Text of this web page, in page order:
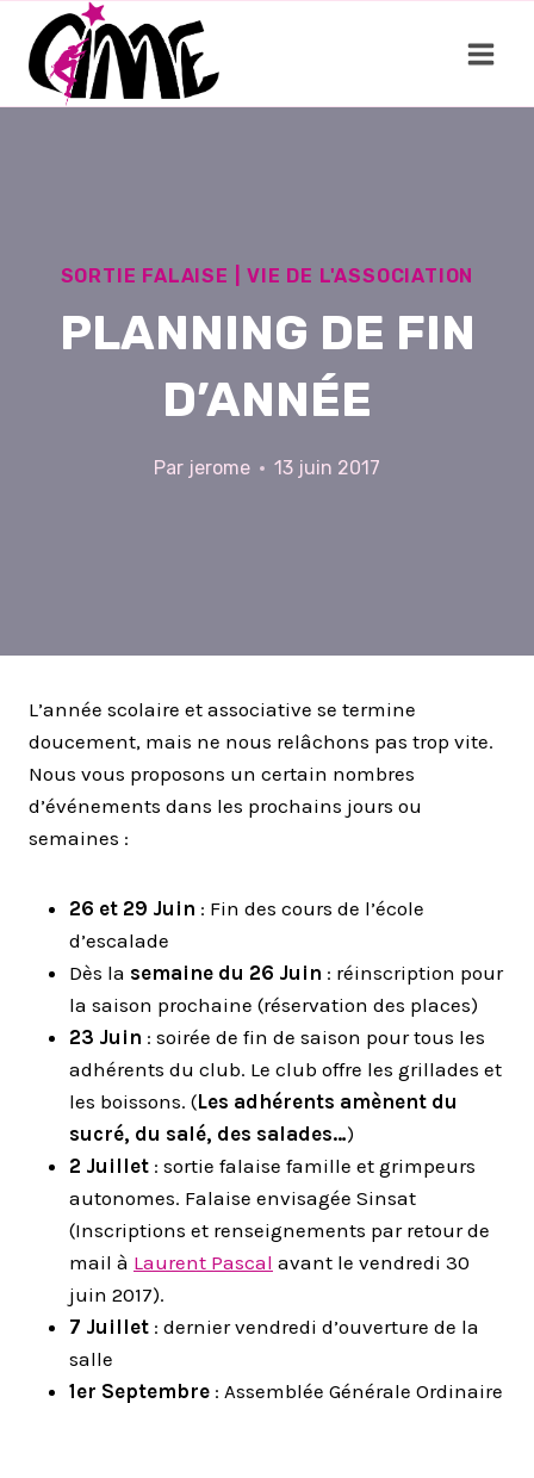
contenu
SORTIE FALAISE |VIE DE L'ASSOCIATION
PLANNING DE FIN
D’ANNÉE
Par jerome 13 juin 2017
L’année scolaire et associative se termine
doucement, mais ne nous relâchons pas trop vite.
Nous vous proposons un certain nombres
d’événements dans les prochains jours ou
semaines :
26 et 29 Juin : Fin des cours de l’école
d’escalade
Dès la semaine du 26 Juin : réinscription pour
la saison prochaine (réservation des places)
23 Juin : soirée de fin de saison pour tous les
adhérents du club. Le club offre les grillades et
les boissons. (Les adhérents amènent du
sucré, du salé, des salades…)
2 Juillet : sortie falaise famille et grimpeurs
autonomes. Falaise envisagée Sinsat
(Inscriptions et renseignements par retour de
mail à Laurent Pascal avant le vendredi 30
juin 2017).
7 Juillet : dernier vendredi d’ouverture de la
salle
1er Septembre : Assemblée Générale Ordinaire